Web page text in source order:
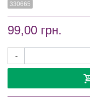
330665
99,00 грн.
-